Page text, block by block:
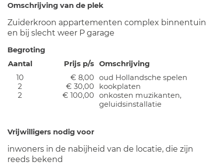
Omschrijving van de plek
Zuiderkroon appartementen complex binnentuin
en bij slecht weer P garage
Begroting
Aantal
Prijs p/s Omschrijving
10
€ 8,00
oud Hollandsche spelen
2
€ 30,00
kookplaten
2
€ 100,00
onkosten muzikanten,
geluidsinstallatie
Vrijwilligers nodig voor
inwoners in de nabijheid van de locatie, die zijn
reeds bekend